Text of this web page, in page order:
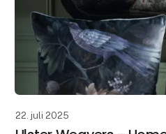
22. juli 2025